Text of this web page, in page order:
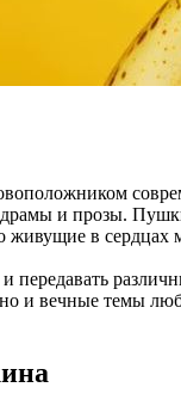
и прозы.
живущие в сердцах
и вечные темы